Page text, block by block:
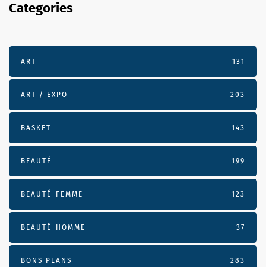
Categories
ART 131
ART / EXPO 203
BASKET 143
BEAUTÉ 199
BEAUTÉ-FEMME 123
BEAUTÉ-HOMME 37
BONS PLANS 283